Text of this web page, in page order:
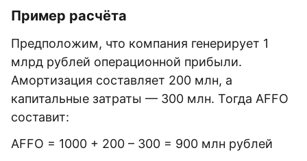
Пример расчёта
Предположим, что компания генерирует 1
млрд рублей операционной прибыли.
Амортизация составляет 200 млн, а
капитальные затраты — 300 млн. Тогда AFFO
составит:
AFFO = 1000 + 200 – 300 = 900 млн рублей